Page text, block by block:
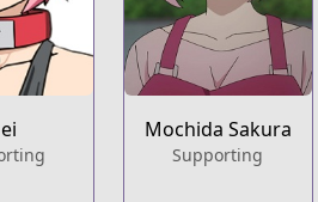
Mochida Sakura
Supporting